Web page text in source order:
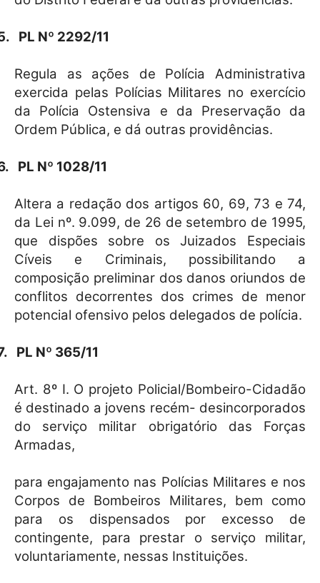
PL Nº 2292/11
Regula as ações de Polícia Administrativa
exercida pelas Polícias Militares no exercício
da Polícia Ostensiva e da Preservação da
Ordem Pública, e dá outras providências.
PL Nº 1028/11
Altera a redação dos artigos 60, 69, 73 e 74,
da Lei nº. 9.099, de 26 de setembro de 1995,
que dispões sobre os Juizados Especiais
Cíveis e Criminais, possibilitando a
composição preliminar dos danos oriundos de
conflitos decorrentes dos crimes de menor
potencial ofensivo pelos delegados de polícia.
PL Nº 365/11
Art. 8º I. O projeto Policial/Bombeiro-Cidadão
é destinado a jovens recém- desincorporados
do serviço militar obrigatório das Forças
Armadas,
para engajamento nas Polícias Militares e nos
Corpos de Bombeiros Militares, bem como
para os dispensados por excesso de
contingente, para prestar o serviço militar,
voluntariamente, nessas Instituições.